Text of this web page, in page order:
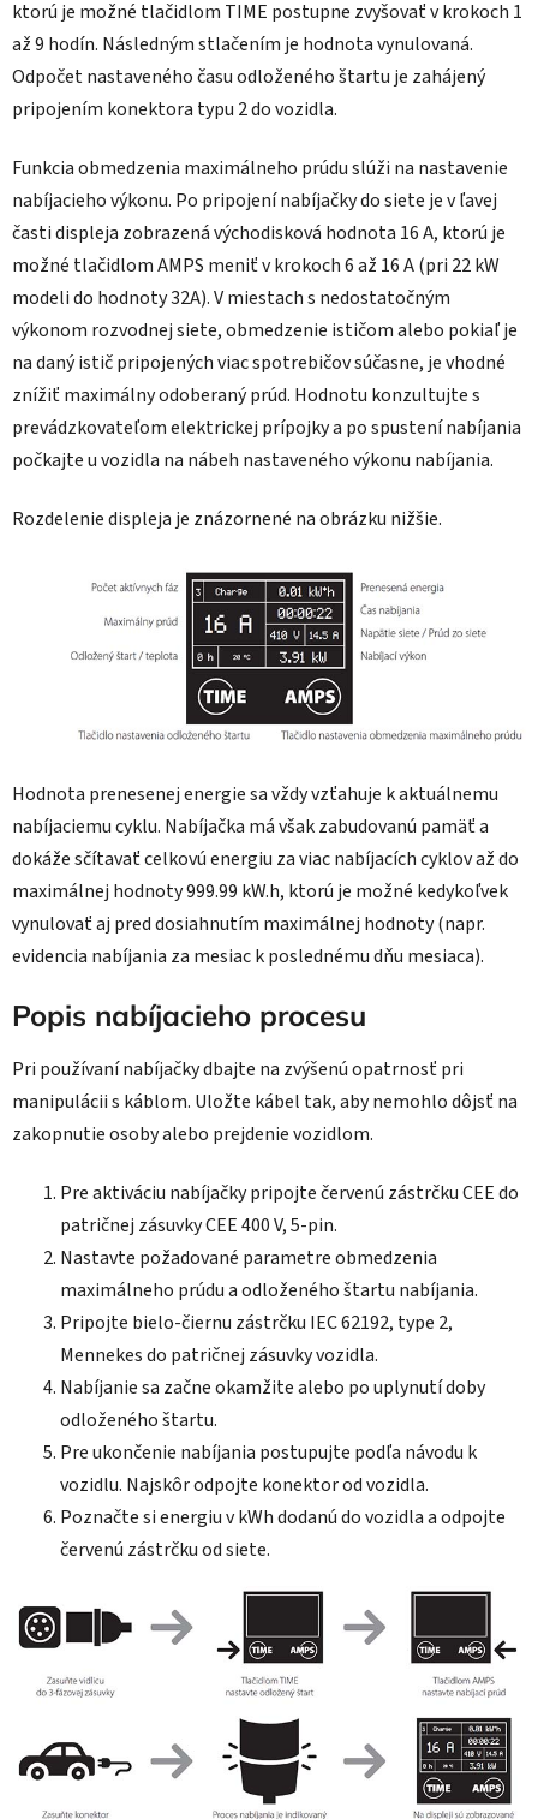
ktorú je možné tlačidlom TIME postupne zvyšovať v krokoch 1
až 9 hodín. Následným stlačením je hodnota vynulovaná.
Odpočet nastaveného času odloženého štartu je zahájený
pripojením konektora typu 2 do vozidla.
Funkcia obmedzenia maximálneho prúdu slúži na nastavenie
nabíjacieho výkonu. Po pripojení nabíjačky do siete je v ľavej
časti displeja zobrazená východisková hodnota 16 A, ktorú je
možné tlačidlom AMPS meniť v krokoch 6 až 16 A (pri 22 kW
modeli do hodnoty 32A). V miestach s nedostatočným
výkonom rozvodnej siete, obmedzenie ističom alebo pokiaľ je
na daný istič pripojených viac spotrebičov súčasne, je vhodné
znížiť maximálny odoberaný prúd. Hodnotu konzultujte s
prevádzkovateľom elektrickej prípojky a po spustení nabíjania
počkajte u vozidla na nábeh nastaveného výkonu nabíjania.
Rozdelenie displeja je znázornené na obrázku nižšie.
Hodnota prenesenej energie sa vždy vzťahuje k aktuálnemu
nabíjaciemu cyklu. Nabíjačka má však zabudovanú pamäť a
dokáže sčítavať celkovú energiu za viac nabíjacích cyklov až do
maximálnej hodnoty 999.99 kW.h, ktorú je možné kedykoľvek
vynulovať aj pred dosiahnutím maximálnej hodnoty (napr.
evidencia nabíjania za mesiac k poslednému dňu mesiaca).
Popis nabíjacieho procesu
Pri používaní nabíjačky dbajte na zvýšenú opatrnosť pri
manipulácii s káblom. Uložte kábel tak, aby nemohlo dôjsť na
zakopnutie osoby alebo prejdenie vozidlom.
Pre aktiváciu nabíjačky pripojte červenú zástrčku CEE do
patričnej zásuvky CEE 400 V, 5-pin.
Nastavte požadované parametre obmedzenia
maximálneho prúdu a odloženého štartu nabíjania.
Pripojte bielo-čiernu zástrčku IEC 62192, type 2,
Mennekes do patričnej zásuvky vozidla.
Nabíjanie sa začne okamžite alebo po uplynutí doby
odloženého štartu.
Pre ukončenie nabíjania postupujte podľa návodu k
vozidlu. Najskôr odpojte konektor od vozidla.
Poznačte si energiu v kWh dodanú do vozidla a odpojte
červenú zástrčku od siete.